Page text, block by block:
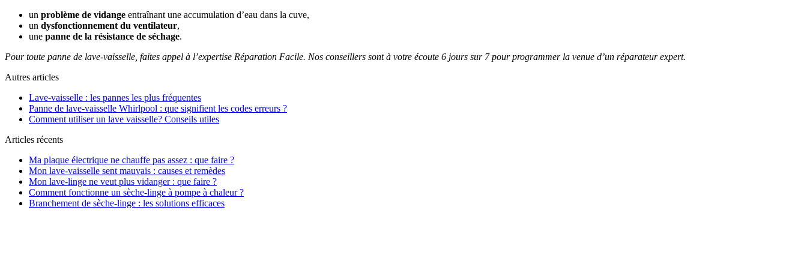
un problème de vidange entraînant une accumulation d’eau dans la cuve,
un dysfonctionnement du ventilateur,
une panne de la résistance de séchage.
Pour toute panne de lave-vaisselle, faites appel à l’expertise Réparation Facile. Nos conseillers sont à votre écoute 6 jours sur 7 pour programmer la venue d’un réparateur expert.
Autres articles
Lave-vaisselle : les pannes les plus fréquentes
Panne de lave-vaisselle Whirlpool : que signifient les codes erreurs ?
Comment utiliser un lave vaisselle? Conseils utiles
Articles récents
Ma plaque électrique ne chauffe pas assez : que faire ?
Mon lave-vaisselle sent mauvais : causes et remèdes
Mon lave-linge ne veut plus vidanger : que faire ?
Comment fonctionne un sèche-linge à pompe à chaleur ?
Branchement de sèche-linge : les solutions efficaces